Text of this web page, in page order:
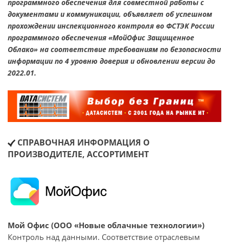
программного обеспечения для совместной работы с
документами и коммуникации, объявляет об успешном
прохождении инспекционного контроля во ФСТЭК России
программного обеспечения «МойОфис Защищенное
Облако» на соответствие требованиям по безопасности
информации по 4 уровню доверия и обновлении версии до
2022.01.
СПРАВОЧНАЯ ИНФОРМАЦИЯ О
ПРОИЗВОДИТЕЛЕ, АССОРТИМЕНТ
Мой Офис (ООО «Новые облачные технологии»)
Контроль над данными. Соответствие отраслевым